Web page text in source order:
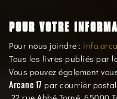
POUR VOTRE
Pour nous joindre :
Tous les livres publiés par
Vous pouvez également
Arcane 17 par courrier postal